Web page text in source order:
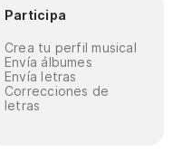
Participa
Crea tu perfil musical
Envía álbumes
Envía letras
Correcciones de
letras